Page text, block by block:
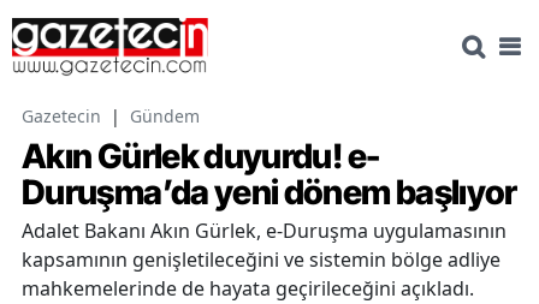
Gazetecin | Gündem
Akın Gürlek duyurdu! e-
Duruşma’da yeni dönem başlıyor
Adalet Bakanı Akın Gürlek, e-Duruşma uygulamasının
kapsamının genişletileceğini ve sistemin bölge adliye
mahkemelerinde de hayata geçirileceğini açıkladı.